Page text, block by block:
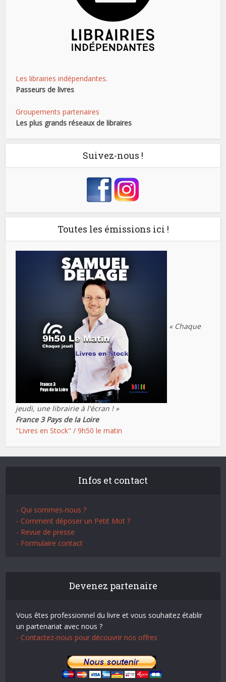
Les librairies indépendantes.
Passeurs de livres
Groupements partenaires
Les plus grands réseaux de libraires
Suivez-nous !
Toutes les émissions ici !
« Chaque
jeudi, une librairie à l'écran ! »
France 3 Pays de la Loire
"Livres en Stock" / 9h50 le matin
Infos et contact
- Qui sommes-nous ?
- Comment déposer un Petit Mot ?
- Revue de presse
- Formulaire contact
Devenez partenaire
Vous êtes professionnel du livre et vous souhaitez établir
un partenariat avec nous ?
- Contactez-nous pour découvrir nos offres